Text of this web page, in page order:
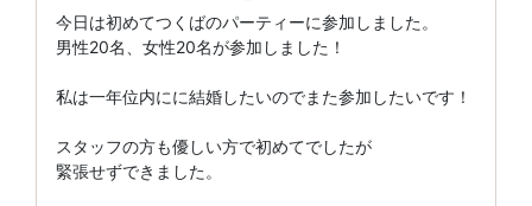
今日は初めてつくばのパーティーに参加しました。
男性20名、女性20名が参加しました！
私は一年位内にに結婚したいのでまた参加したいです！
スタッフの方も優しい方で初めてでしたが
緊張せずできました。